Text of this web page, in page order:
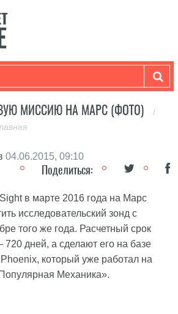
МИССИЮ НА МАРС (ФОТО)
/
04.06.2015, 09:10
Поделиться:
в марте 2016 года на Марс
исследовательский зонд с
того же года. Расчетный срок
дней, а сделают его на базе
который уже работал на
Механика».